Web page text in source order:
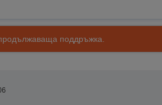
поддръжка.